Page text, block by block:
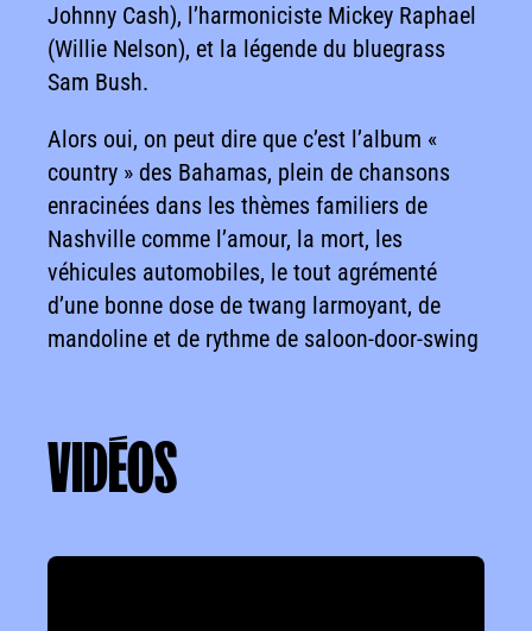
Johnny Cash), l’harmoniciste Mickey Raphael
(Willie Nelson), et la légende du bluegrass
Sam Bush.
Alors oui, on peut dire que c’est l’album «
country » des Bahamas, plein de chansons
enracinées dans les thèmes familiers de
Nashville comme l’amour, la mort, les
véhicules automobiles, le tout agrémenté
d’une bonne dose de twang larmoyant, de
mandoline et de rythme de saloon-door-swing
VIDÉOS